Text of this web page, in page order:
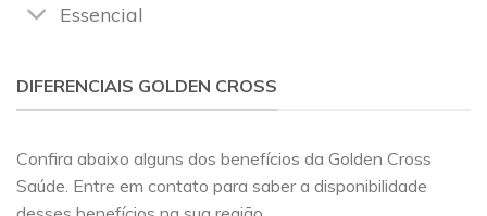
Essencial
DIFERENCIAIS GOLDEN CROSS
Confira abaixo alguns dos benefícios da Golden Cross
Saúde. Entre em contato para saber a disponibilidade